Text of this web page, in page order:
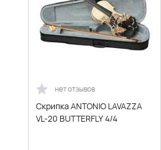
нет отзывов
Скрипка ANTONIO LAVAZZA
VL-20 BUTTERFLY 4/4